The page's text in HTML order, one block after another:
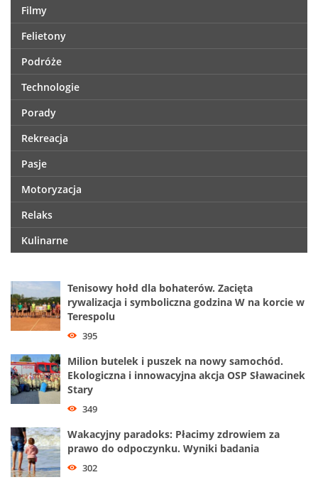
Filmy
Felietony
Podróże
Technologie
Porady
Rekreacja
Pasje
Motoryzacja
Relaks
Kulinarne
Tenisowy hołd dla bohaterów. Zacięta
rywalizacja i symboliczna godzina W na korcie w
Terespolu
395
Milion butelek i puszek na nowy samochód.
Ekologiczna i innowacyjna akcja OSP Sławacinek
Stary
349
Wakacyjny paradoks: Płacimy zdrowiem za
prawo do odpoczynku. Wyniki badania
302